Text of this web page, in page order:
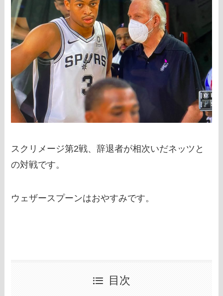
スクリメージ第2戦、辞退者が相次いだネッツと
の対戦です。
ウェザースプーンはおやすみです。
目次